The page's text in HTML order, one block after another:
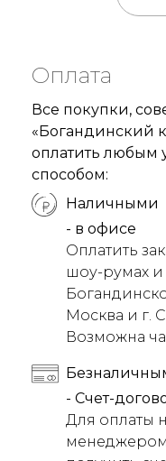
Оплата
Все покупки,
«Богандинский
оплатить любым
способом:
Наличными
- в офисе
Оплатить
шоу-румах и
Москва и г.
Возможна
- Счет-
Для оплаты